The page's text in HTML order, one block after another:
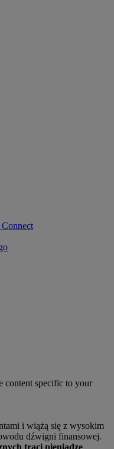
content specific to your
i wiążą się z wysokim
dźwigni finansowej.